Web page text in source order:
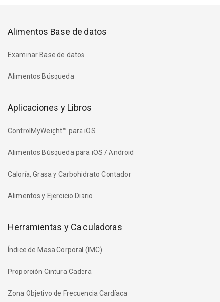
Alimentos Base de datos
Examinar Base de datos
Alimentos Búsqueda
Aplicaciones y Libros
ControlMyWeight™ para iOS
Alimentos Búsqueda para iOS / Android
Caloría, Grasa y Carbohidrato Contador
Alimentos y Ejercicio Diario
Herramientas y Calculadoras
Índice de Masa Corporal (IMC)
Proporción Cintura Cadera
Zona Objetivo de Frecuencia Cardíaca